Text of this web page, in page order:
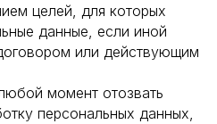
целей, для которых
данные, если иной
или действующим
момент отозвать
персональных данных,